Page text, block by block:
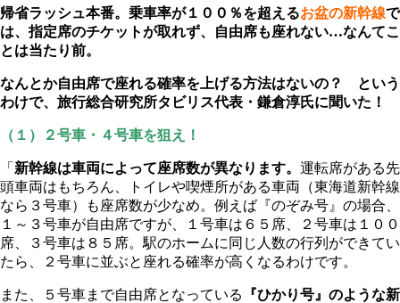
帰省ラッシュ本番。乗車率が１００％を超えるお盆の新幹線で
は、指定席のチケットが取れず、自由席も座れない…なんてこ
とは当たり前。
なんとか自由席で座れる確率を上げる方法はないの？ という
わけで、旅行総合研究所タビリス代表・鎌倉淳氏に聞いた！
（１）２号車・４号車を狙え！
「 新幹線は車両によって座席数が異なります。 運転席がある先
頭車両はもちろん、トイレや喫煙所がある車両（東海道新幹線
なら３号車）も座席数が少なめ。例えば『のぞみ号』の場合、
１～３号車が自由席ですが、１号車は６５席、２号車は１００
席、３号車は８５席。駅のホームに同じ人数の行列ができてい
たら、２号車に並ぶと座れる確率が高くなるわけです。
また、５号車まで自由席となっている
『ひかり号』のような新